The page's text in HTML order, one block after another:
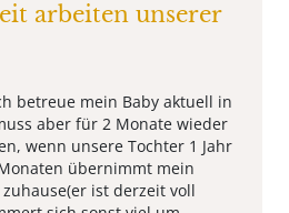
arbeiten unserer
betreue mein Baby aktuell in
aber für 2 Monate wieder
wenn unsere Tochter 1 Jahr
übernimmt mein
ist derzeit voll